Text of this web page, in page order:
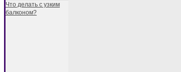
Что делать с узким
балконом?